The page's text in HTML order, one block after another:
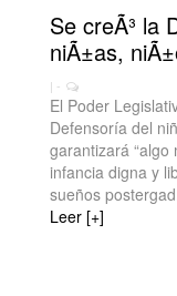
Se creÃ³ la
niÃ±as,
| -
El Poder
Defensoría del
garantizará
infancia digna y
sueños
Leer [+]